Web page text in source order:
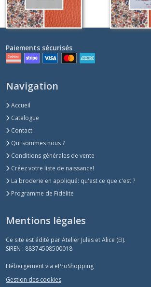
Paiements sécurisés
Navigation
Accueil
Catalogue
Contact
Qui sommes nous ?
Conditions générales de vente
Créez votre liste de naissance!
La broderie en appliqué: qu'est ce que c'est ?
Programme de Fidélité
Mentions légales
Ce site est édité par Atelier Jules et Alice (EI).
SIREN : 88374508500018
Hébergement via eProShopping
Gestion des cookies